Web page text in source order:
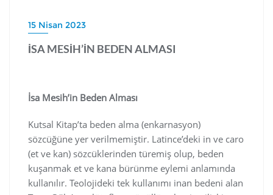
15 Nisan 2023
İSA MESİH’İN BEDEN ALMASI
İsa Mesih’in Beden Alması
Kutsal Kitap’ta beden alma (enkarnasyon)
sözcüğüne yer verilmemiştir. Latince’deki in ve caro
(et ve kan) sözcüklerinden türemiş olup, beden
kuşanmak et ve kana bürünme eylemi anlamında
kullanılır. Teolojideki tek kullanımı inan bedeni alan